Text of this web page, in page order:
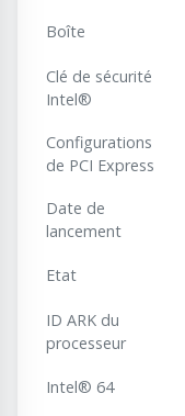
Boîte
Clé de sécurité
Intel®
Configurations
de PCI Express
Date de
lancement
Etat
ID ARK du
processeur
Intel® 64